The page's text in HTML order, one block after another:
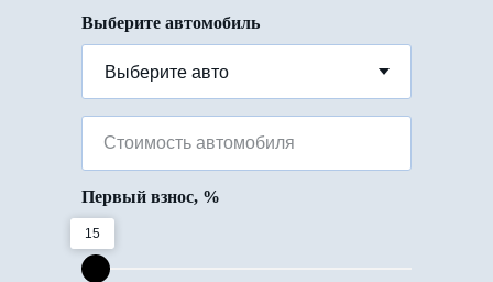
Выберите автомобиль
Стоимость автомобиля
Первый взнос, %
15